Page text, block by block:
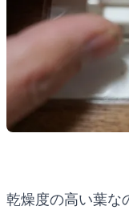
乾燥度の高い葉な